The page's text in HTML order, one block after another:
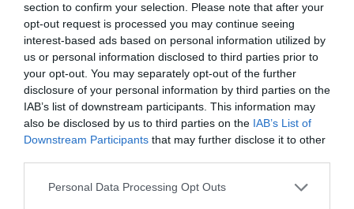
section to confirm your selection. Please note that after your
opt-out request is processed you may continue seeing
interest-based ads based on personal information utilized by
us or personal information disclosed to third parties prior to
your opt-out. You may separately opt-out of the further
disclosure of your personal information by third parties on the
IAB’s list of downstream participants. This information may
also be disclosed by us to third parties on the IAB’s List of
Downstream Participants that may further disclose it to other
Personal Data Processing Opt Outs
L'aliança estratègica
amb Núñez i Navarro
Amb la presentació de l'edifici, Tech Barcelona i
Núñez i Navarro han volgut fer pública la seva
aliança, que s'inicia amb aquest edifici però que
ambdues entitats esperen mantenir per molt més